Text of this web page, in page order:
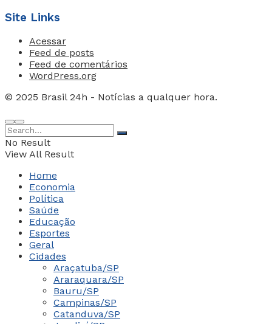
Site Links
Acessar
Feed de posts
Feed de comentários
WordPress.org
© 2025 Brasil 24h - Notícias a qualquer hora.
No Result
View All Result
Home
Economia
Política
Saúde
Educação
Esportes
Geral
Cidades
Araçatuba/SP
Araraquara/SP
Bauru/SP
Campinas/SP
Catanduva/SP